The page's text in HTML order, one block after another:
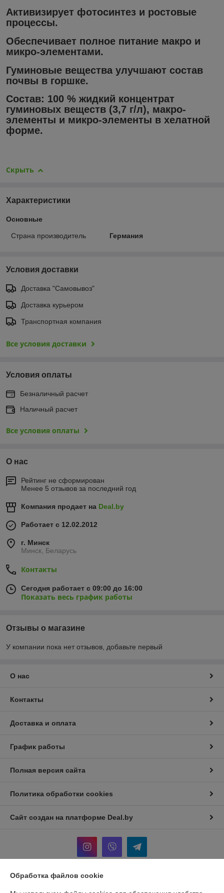
Активизирует фотосинтез и ростовые
процессы.
Обеспечивает полное питание макро и
микро-элементами.
Гуминовые вещества улучшают состав
почвы в горшке.
Состав: 100 % жидкий концентрат
гуминовых веществ (3,7 г/л), макро-
элементы и микро-элементы в хелатной
форме.
Скрыть
Характеристики
Основные
Страна производитель Германия
Условия доставки
Доставка "Самовывоз"
Доставка курьером
Транспортная компания
Все условия доставки
Условия оплаты
Безналичный расчет
Наличный расчет
Все условия оплаты
О нас
Рейтинг не сформирован
Менее 5 отзывов за последний год
Компания продает на Deal.by
Работает с 12.02.2012
г. Минск
Минск, Беларусь
Контакты
Сегодня работает с 09:00 до 16:00
Показать весь график работы
Отзывы о магазине
У компании пока нет отзывов, добавьте первый
О нас
Контакты
Доставка и оплата
График работы
Полная версия сайта
Политика обработки cookies
Сайт создан на платформе Deal.by
Обработка файлов cookie